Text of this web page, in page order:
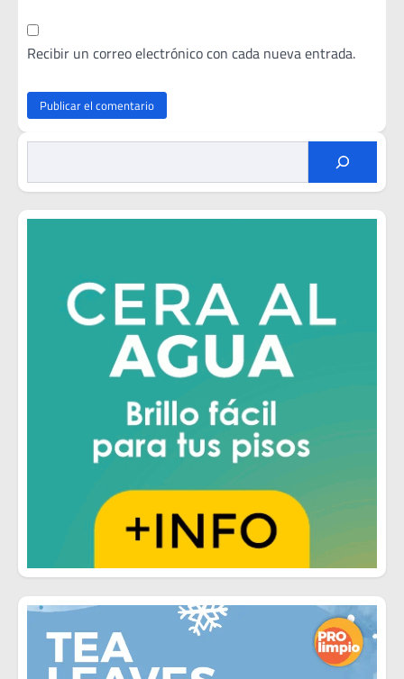
Recibir un correo electrónico con cada nueva entrada.